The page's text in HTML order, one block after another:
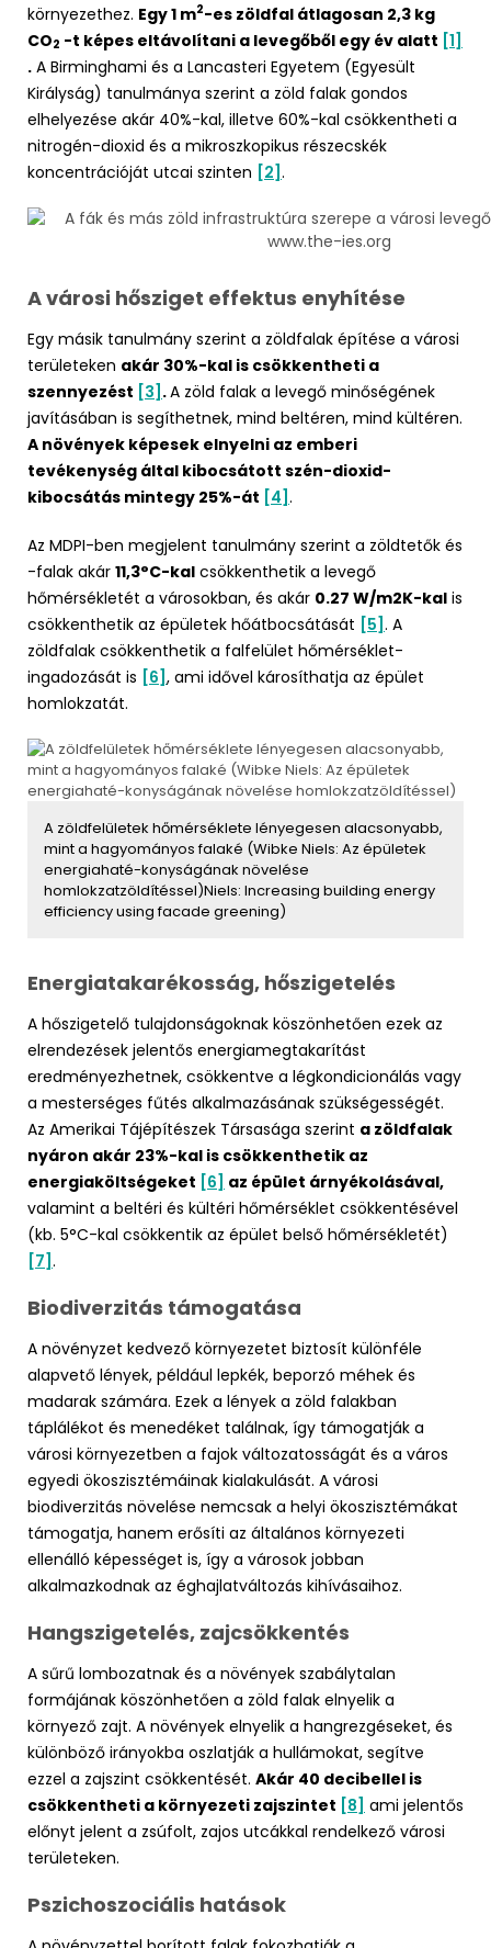
környezethez. Egy 1 m2-es zöldfal átlagosan 2,3 kg
CO2 -t képes eltávolítani a levegőből egy év alatt [1]
. A Birminghami és a Lancasteri Egyetem (Egyesült
Királyság) tanulmánya szerint a zöld falak gondos
elhelyezése akár 40%-kal, illetve 60%-kal csökkentheti a
nitrogén-dioxid és a mikroszkopikus részecskék
koncentrációját utcai szinten [2] .
A városi hősziget effektus enyhítése
Egy másik tanulmány szerint a zöldfalak építése a városi
területeken akár 30%-kal is csökkentheti a
szennyezést [3] .A zöld falak a levegő minőségének
javításában is segíthetnek, mind beltéren, mind kültéren.
A növények képesek elnyelni az emberi
tevékenység által kibocsátott szén-dioxid-
kibocsátás mintegy 25%-át [4] .
Az MDPI-ben megjelent tanulmány szerint a zöldtetők és
-falak akár 11,3°C-kal csökkenthetik a levegő
hőmérsékletét a városokban, és akár 0.27 W/m2K-kal is
csökkenthetik az épületek hőátbocsátását [5] . A
zöldfalak csökkenthetik a falfelület hőmérséklet-
ingadozását is [6] , ami idővel károsíthatja az épület
homlokzatát.
A zöldfelületek hőmérséklete lényegesen alacsonyabb,
mint a hagyományos falaké (Wibke Niels: Az épületek
energiahaté-konyságának növelése
homlokzatzöldítéssel)Niels: Increasing building energy
efficiency using facade greening)
Energiatakarékosság, hőszigetelés
A hőszigetelő tulajdonságoknak köszönhetően ezek az
elrendezések jelentős energiamegtakarítást
eredményezhetnek, csökkentve a légkondicionálás vagy
a mesterséges fűtés alkalmazásának szükségességét.
Az Amerikai Tájépítészek Társasága szerint a zöldfalak
nyáron akár 23%-kal is csökkenthetik az
energiaköltségeket [6] az épület árnyékolásával,
valamint a beltéri és kültéri hőmérséklet csökkentésével
(kb. 5°C-kal csökkentik az épület belső hőmérsékletét)
[7] .
Biodiverzitás támogatása
A növényzet kedvező környezetet biztosít különféle
alapvető lények, például lepkék, beporzó méhek és
madarak számára. Ezek a lények a zöld falakban
táplálékot és menedéket találnak, így támogatják a
városi környezetben a fajok változatosságát és a város
egyedi ökoszisztémáinak kialakulását. A városi
biodiverzitás növelése nemcsak a helyi ökoszisztémákat
támogatja, hanem erősíti az általános környezeti
ellenálló képességet is, így a városok jobban
alkalmazkodnak az éghajlatváltozás kihívásaihoz.
Hangszigetelés, zajcsökkentés
A sűrű lombozatnak és a növények szabálytalan
formájának köszönhetően a zöld falak elnyelik a
környező zajt. A növények elnyelik a hangrezgéseket, és
különböző irányokba oszlatják a hullámokat, segítve
ezzel a zajszint csökkentését. Akár 40 decibellel is
csökkentheti a környezeti zajszintet [8] ami jelentős
előnyt jelent a zsúfolt, zajos utcákkal rendelkező városi
területeken.
Pszichoszociális hatások